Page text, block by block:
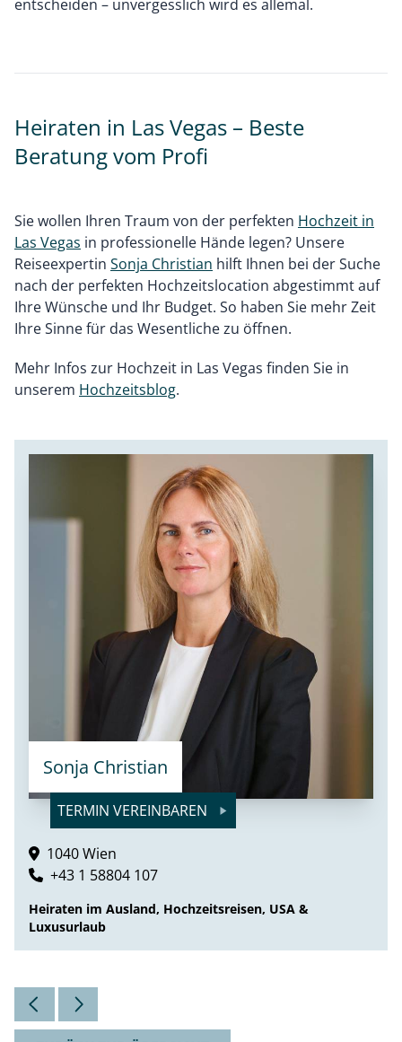
entscheiden – unvergesslich wird es allemal.
Heiraten in Las Vegas – Beste
Beratung vom Profi
Sie wollen Ihren Traum von der perfekten Hochzeit in
Las Vegas in professionelle Hände legen? Unsere
Reiseexpertin Sonja Christian hilft Ihnen bei der Suche
nach der perfekten Hochzeitslocation abgestimmt auf
Ihre Wünsche und Ihr Budget. So haben Sie mehr Zeit
Ihre Sinne für das Wesentliche zu öffnen.
Mehr Infos zur Hochzeit in Las Vegas finden Sie in
unserem Hochzeitsblog.
Sonja Christian
TERMIN VEREINBAREN
1040 Wien
+43 1 58804 107
Heiraten im Ausland, Hochzeitsreisen, USA &
Luxusurlaub